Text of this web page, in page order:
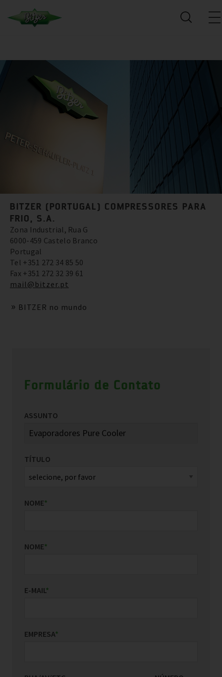
BITZER (PORTUGAL) COMPRESSORES PARA
FRIO, S.A.
Zona Industrial, Rua G
6000-459 Castelo Branco
Portugal
Tel +351 272 34 85 50
Fax +351 272 32 39 61
mail@bitzer.pt
BITZER no mundo
Formulário de Contato
ASSUNTO
TÍTULO
NOME*
NOME*
E-MAIL*
EMPRESA*